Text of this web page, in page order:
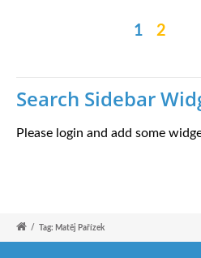
1 2
Search Sidebar
Please login and add some
/ Tag: Matěj Pařízek